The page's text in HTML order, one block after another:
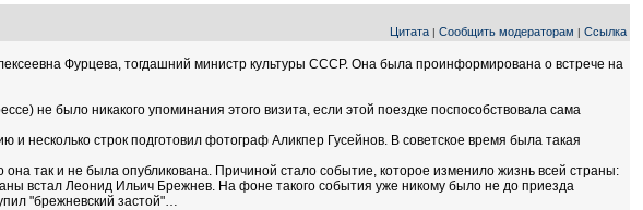
Цитата | Сообщить модераторам | Ссылка
Фурцева, тогдашний министр культуры СССР. Она была проинформирована о встрече на
не было никакого упоминания этого визита, если этой поездке поспособствовала сама
несколько строк подготовил фотограф Аликпер Гусейнов. В советское время была такая
так и не была опубликована. Причиной стало событие, которое изменило жизнь всей страны:
встал Леонид Ильич Брежнев. На фоне такого события уже никому было не до приезда
"брежневский застой"…